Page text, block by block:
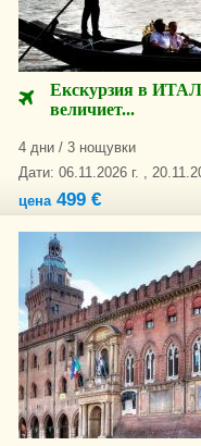
Екскурзия в
величиет...
4 дни / 3 нощувки
Дати: 06.11.2026 г. ,
цена499 €